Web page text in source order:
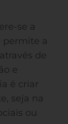
se a
permite a
de
e
é criar
seja na
ou